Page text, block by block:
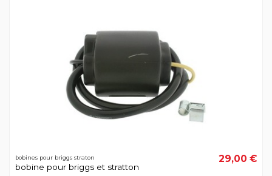
bobines pour briggs straton
bobine pour briggs et stratton
29,00 €